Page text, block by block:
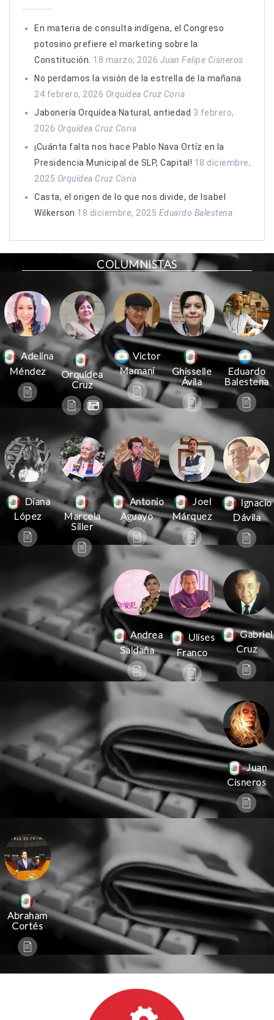
En materia de consulta indígena, el Congreso
potosino prefiere el marketing sobre la
Constitución. 18 marzo, 2026 Juan Felipe Cisneros
No perdamos la visión de la estrella de la mañana
24 febrero, 2026 Orquídea Cruz Coria
Jabonería Orquídea Natural, antiedad 3 febrero,
2026 Orquídea Cruz Coria
¡Cuánta falta nos hace Pablo Nava Ortíz en la
Presidencia Municipal de SLP, Capital! 18 diciembre,
2025 Orquídea Cruz Coria
Casta, el origen de lo que nos divide, de Isabel
Wilkerson 18 diciembre, 2025 Eduardo Balestena
COLUMNISTAS
Adelina
Méndez
Orquídea
Cruz
Victor
Mamani
Ghisselle
Ávila
Eduardo
Balestena
Diana
López
Marcela
Siller
Antonio
Aguayo
Joel
Márquez
Ignacio
Dávila
Andrea
Saldaña
Ulises
Franco
Gabriel
Cruz
Juan
Cisneros
Abraham
Cortés